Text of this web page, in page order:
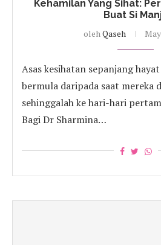
Kehamilan Yang Sihat:
Buat Si
oleh Qaseh
Asas kesihatan sepanjang
bermula daripada saat mereka
sehinggalah ke hari-hari
Bagi Dr Sharmina…